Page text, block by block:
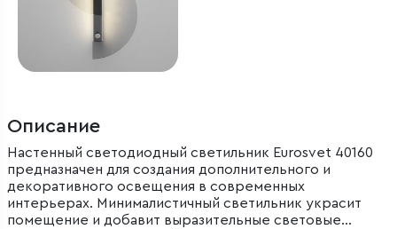
Описание
Настенный светодиодный светильник Eurosvet 40160
предназначен для создания дополнительного и
декоративного освещения в современных
интерьерах. Минималистичный светильник украсит
помещение и добавит выразительные световые